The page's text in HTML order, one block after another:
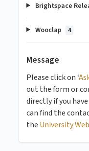
Brightspace
Wooclap 4
Message
Please click on ‘
out the form or
directly if you
can find the
the University